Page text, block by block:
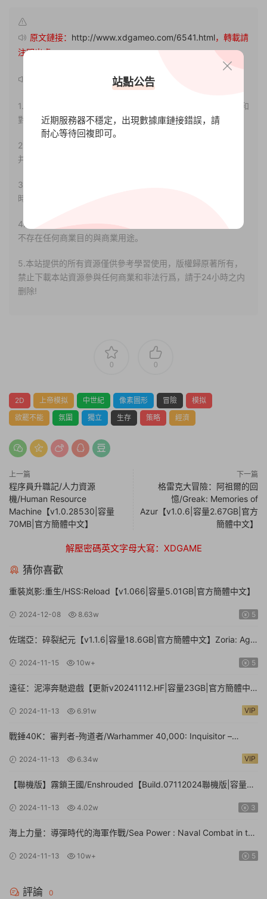
原文鏈接： http://www.xdgameo.com/6541.html，轉載請
注明出處。
1.本站部分内容轉載自其它媒體，但并不代表本站贊同其觀點和
對其真實性負責。
2.若您需要商業運營或用于其他商業活動，請您購買正版授權
并合法使用。
3.如果本站有侵犯、不妥之處的資源，請聯系我們。将會第一
時間解決！
4.本站部分内容均由互聯網收集整理，僅供大家參考、學習，
不存在任何商業目的與商業用途。
5.本站提供的所有資源僅供參考學習使用，版權歸原著所有，
禁止下載本站資源參與任何商業和非法行爲，請于24小時之内
删除!
0 0
2D 上帝模拟 中世紀 像素圖形 冒險
模拟
欲罷不能
氛圍 獨立 生存 策略 經濟
上一篇
程序員升職記/人力資源
機/Human Resource
Machine【v1.0.28530|容量
70MB|官方簡體中文】
下一篇
格雷克大冒險：阿祖爾的回
憶/Greak: Memories of
Azur【v1.0.6|容量2.67GB|官方
簡體中文】
解壓密碼英文字母大寫：XDGAME
猜你喜歡
重裝岚影:重生/HSS:Reload【v1.066|容量5.01GB|官方簡體中文】
2024-12-08 8.63w 5
佐瑞亞：碎裂紀元【v1.1.6|容量18.6GB|官方簡體中文】Zoria: Age
2024-11-15 10w+ 5
遠征：泥濘奔馳遊戲【更新v20241112.HF|容量23GB|官方簡體中
2024-11-13 6.91w VIP
戰錘40K：審判者-殉道者/Warhammer 40,000: Inquisitor –
2024-11-13 6.34w VIP
【聯機版】霧鎖王國/Enshrouded【Build.07112024聯機版|容量
2024-11-13 4.02w 3
海上力量：導彈時代的海軍作戰/Sea Power : Naval Combat in the
鼠标】
2024-11-13 10w+ 5
評論 0
站點公告
近期服務器不穩定，出現數據庫鏈接錯誤，請
耐心等待回複即可。